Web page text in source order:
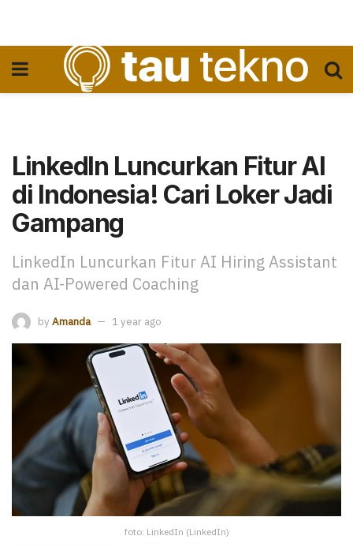
LinkedIn Luncurkan Fitur AI
di Indonesia! Cari Loker Jadi
Gampang
LinkedIn Luncurkan Fitur AI Hiring Assistant
dan AI-Powered Coaching
by Amanda 1 year ago
foto: LinkedIn (LinkedIn)